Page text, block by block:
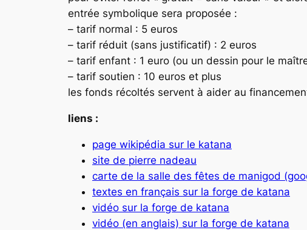
entrée symbolique sera proposée :
– tarif normal : 5 euros
– tarif réduit (sans justificatif) : 2 euros
– tarif enfant : 1 euro (ou un dessin pour le
– tarif soutien : 10 euros et plus
les fonds récoltés servent à aider au
liens :
page wikipédia sur le katana
site de pierre nadeau
carte de la salle des fêtes de manigod
textes en français sur la forge de katana
vidéo sur la forge de katana
vidéo (en anglais) sur la forge de katana